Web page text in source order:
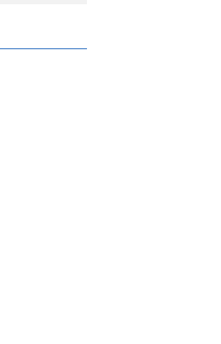
em Guimarães
Ibérico de Gestores